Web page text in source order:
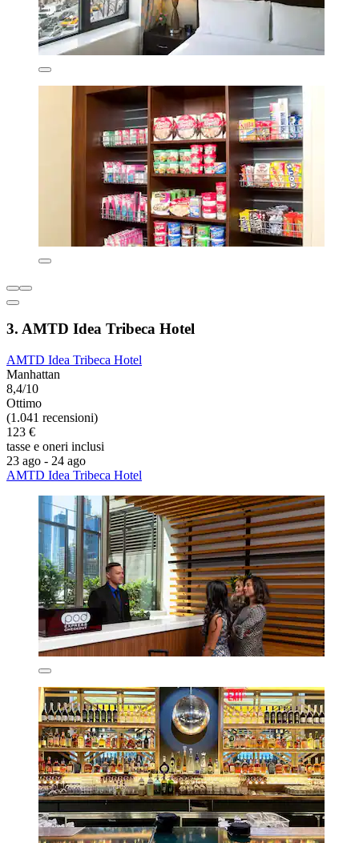
3. AMTD Idea Tribeca Hotel
AMTD Idea Tribeca Hotel
Manhattan
8,4/10
Ottimo
(1.041 recensioni)
123 €
tasse e oneri inclusi
23 ago - 24 ago
AMTD Idea Tribeca Hotel